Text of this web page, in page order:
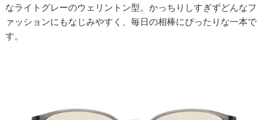
なライトグレーのウェリントン型。かっちりしすぎずどんなフ
ァッションにもなじみやすく、毎日の相棒にぴったりな一本で
す。